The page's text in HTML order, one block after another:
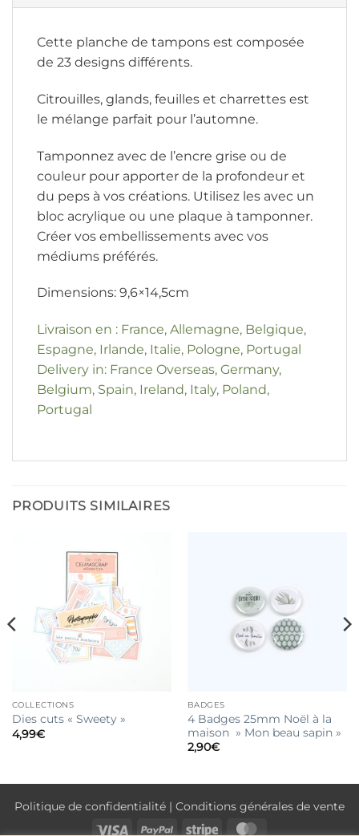
Cette planche de tampons est composée
de 23 designs différents.
Citrouilles, glands, feuilles et charrettes est
le mélange parfait pour l’automne.
Tamponnez avec de l’encre grise ou de
couleur pour apporter de la profondeur et
du peps à vos créations. Utilisez les avec un
bloc acrylique ou une plaque à tamponner.
Créer vos embellissements avec vos
médiums préférés.
Dimensions: 9,6×14,5cm
Livraison en : France, Allemagne, Belgique,
Espagne, Irlande, Italie, Pologne, Portugal
Delivery in: France Overseas, Germany,
Belgium, Spain, Ireland, Italy, Poland,
Portugal
PRODUITS SIMILAIRES
COLLECTIONS
Dies cuts « Sweety »
4,99€
BADGES
4 Badges 25mm Noël à la
maison » Mon beau sapin »
2,90€
Politique de confidentialité | Conditions générales de vente
Visa
PayPal Stripe